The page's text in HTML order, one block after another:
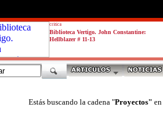
critica
Biblioteca Vertigo. John Constantine:
Hellblazer # 11-13
Estás buscando la cadena "Proyectos"